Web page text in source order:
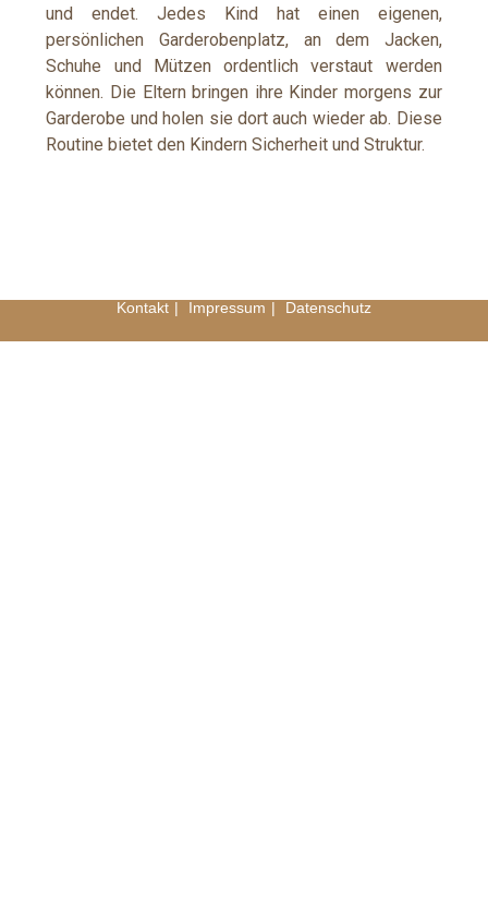
und endet. Jedes Kind hat einen eigenen,
persönlichen Garderobenplatz, an dem Jacken,
Schuhe und Mützen ordentlich verstaut werden
können. Die Eltern bringen ihre Kinder morgens zur
Garderobe und holen sie dort auch wieder ab. Diese
Routine bietet den Kindern Sicherheit und Struktur.
Kontakt Impressum Datenschutz